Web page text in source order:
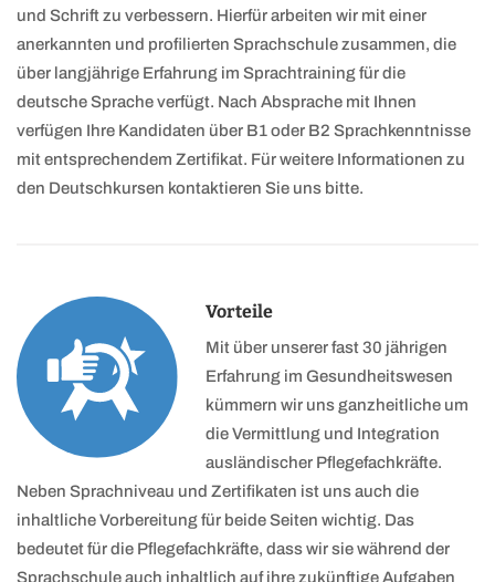
und Schrift zu verbessern. Hierfür arbeiten wir mit einer
anerkannten und profilierten Sprachschule zusammen, die
über langjährige Erfahrung im Sprachtraining für die
deutsche Sprache verfügt. Nach Absprache mit Ihnen
verfügen Ihre Kandidaten über B1 oder B2 Sprachkenntnisse
mit entsprechendem Zertifikat. Für weitere Informationen zu
den Deutschkursen kontaktieren Sie uns bitte.
Vorteile
Mit über unserer fast 30 jährigen
Erfahrung im Gesundheitswesen
kümmern wir uns ganzheitliche um
die Vermittlung und Integration
ausländischer Pflegefachkräfte.
Neben Sprachniveau und Zertifikaten ist uns auch die
inhaltliche Vorbereitung für beide Seiten wichtig. Das
bedeutet für die Pflegefachkräfte, dass wir sie während der
Sprachschule auch inhaltlich auf ihre zukünftige Aufgaben